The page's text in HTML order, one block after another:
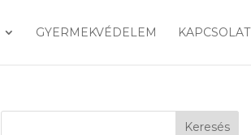
GYERMEKVÉDELEM KAPCSOLAT
Keresés